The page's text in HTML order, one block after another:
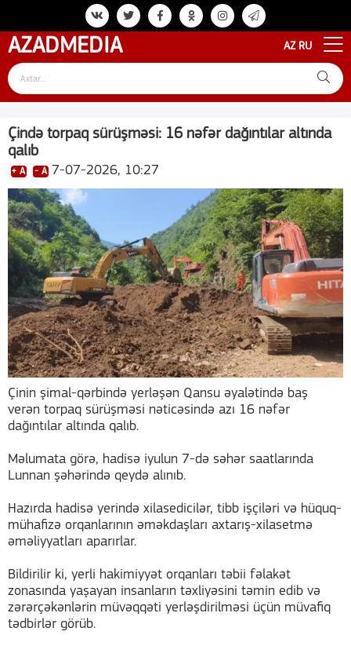
AZADMEDIA AZ RU
Çində torpaq sürüşməsi: 16 nəfər dağıntılar altında
qalıb
+ A - A 7-07-2026, 10:27
Çinin şimal-qərbində yerləşən Qansu əyalətində baş
verən torpaq sürüşməsi nəticəsində azı 16 nəfər
dağıntılar altında qalıb.
Məlumata görə, hadisə iyulun 7-də səhər saatlarında
Lunnan şəhərində qeydə alınıb.
Hazırda hadisə yerində xilasedicilər, tibb işçiləri və hüquq-
mühafizə orqanlarının əməkdaşları axtarış-xilasetmə
əməliyyatları aparırlar.
Bildirilir ki, yerli hakimiyyət orqanları təbii fəlakət
zonasında yaşayan insanların təxliyəsini təmin edib və
zərərçəkənlərin müvəqqəti yerləşdirilməsi üçün müvafiq
tədbirlər görüb.